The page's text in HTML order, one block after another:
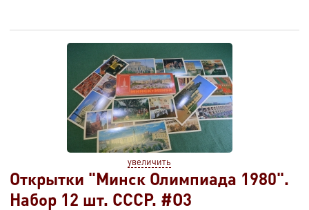
увеличить
Открытки "Минск Олимпиада 1980".
Набор 12 шт. СССР. #O3